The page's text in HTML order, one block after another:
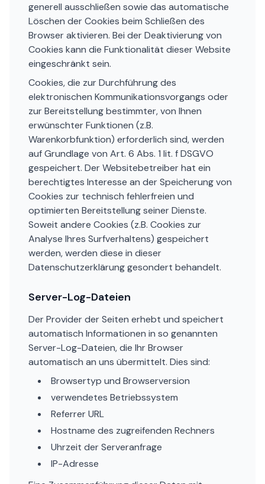
generell ausschließen sowie das automatische
Löschen der Cookies beim Schließen des
Browser aktivieren. Bei der Deaktivierung von
Cookies kann die Funktionalität dieser Website
eingeschränkt sein.
Cookies, die zur Durchführung des
elektronischen Kommunikationsvorgangs oder
zur Bereitstellung bestimmter, von Ihnen
erwünschter Funktionen (z.B.
Warenkorbfunktion) erforderlich sind, werden
auf Grundlage von Art. 6 Abs. 1 lit. f DSGVO
gespeichert. Der Websitebetreiber hat ein
berechtigtes Interesse an der Speicherung von
Cookies zur technisch fehlerfreien und
optimierten Bereitstellung seiner Dienste.
Soweit andere Cookies (z.B. Cookies zur
Analyse Ihres Surfverhaltens) gespeichert
werden, werden diese in dieser
Datenschutzerklärung gesondert behandelt.
Server-Log-Dateien
Der Provider der Seiten erhebt und speichert
automatisch Informationen in so genannten
Server-Log-Dateien, die Ihr Browser
automatisch an uns übermittelt. Dies sind:
Browsertyp und Browserversion
verwendetes Betriebssystem
Referrer URL
Hostname des zugreifenden Rechners
Uhrzeit der Serveranfrage
IP-Adresse